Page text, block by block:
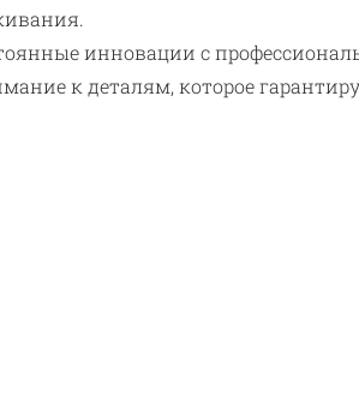
инновации с
к деталям, которое